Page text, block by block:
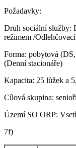
Požadavky:
Druh sociální služby:
režimem /
Forma: pobytová
(Denní stacionáře)
Kapacita: 25 lůžek a
Cílová skupina: senioři
Území SO ORP:
7f)